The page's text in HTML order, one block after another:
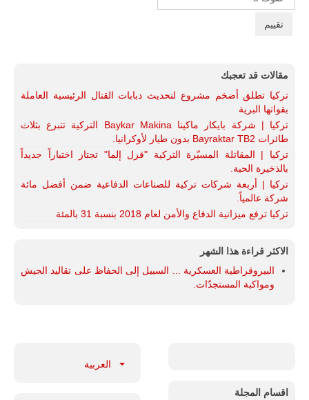
Rate
مقالات قد تعجبك
تركيا تطلق أضخم مشروع لتحديث دبابات القتال الرئيسية العاملة
بقواتها البرية
تركيا | شركة بايكار ماكينا Baykar Makina التركية تتبرع بثلاث
طائرات Bayraktar TB2 بدون طيار لأوكرانيا.
تركيا | المقاتلة المسيّرة التركية "قزل إلما" تجتاز اختباراً جديداً
بالذخيرة الحية.
تركيا | أربعة شركات تركية للصناعات الدفاعية ضمن أفضل مائة
شركة عالمياً.
تركيا ترفع ميزانية الدفاع والأمن لعام 2018 بنسبة 31 بالمئة
الاكثر قراءة هذا الشهر
البيروقراطية العسكرية ... السبيل إلى الحفاظ على تقاليد الجيش
ومواكبة المستجدّات.
اقسام المجلة
العربية